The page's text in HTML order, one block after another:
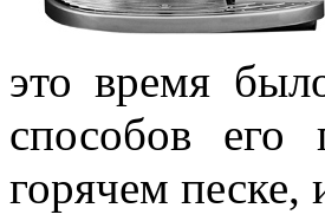
это время
способов его
горячем песке,